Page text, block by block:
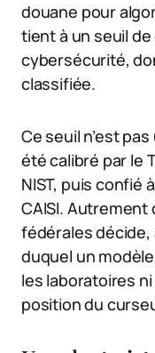
douane pour
tient à un seuil
cybersécurité,
classifiée.
Ce seuil n’est
été calibré par le
NIST, puis confié
CAISI. Autrement
fédérales décide,
duquel un
les laboratoires
position du